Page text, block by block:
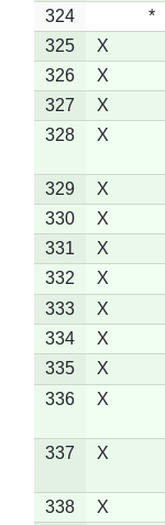
324
*
325
X
326
X
327
X
328
X
329 X
330
X
331
X
332
X
333
X
334
X
335
X
336
X
337 X
338 X